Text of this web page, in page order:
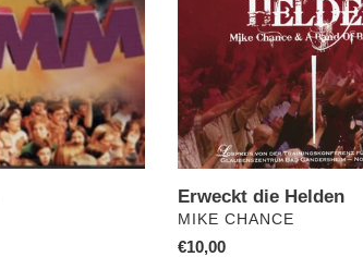
e
:
Erweckt die Helden
VERKÄUFER
MIKE CHANCE
Normaler
€10,00